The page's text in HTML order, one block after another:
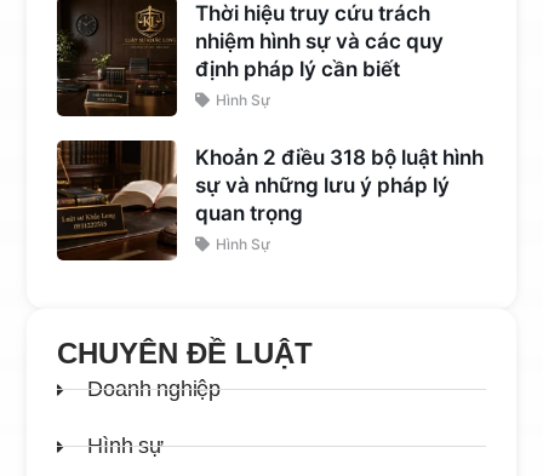
Thời hiệu truy cứu trách
nhiệm hình sự và các quy
định pháp lý cần biết
Hình Sự
Khoản 2 điều 318 bộ luật hình
sự và những lưu ý pháp lý
quan trọng
Hình Sự
CHUYÊN ĐỀ LUẬT
Doanh nghiệp
Hình sự